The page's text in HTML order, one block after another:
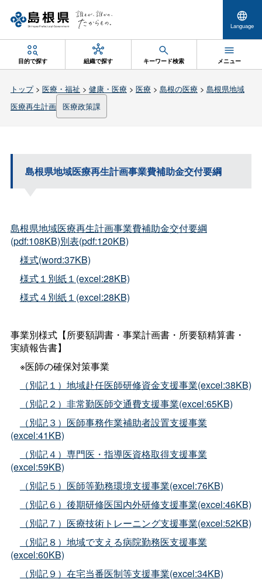
Language
目的で探す 組織で探す キーワード検索 メニュー
トップ> 医療・福祉 > 健康・医療 > 医療 > 島根の医療 > 島根県地域
医療再生計画 医療政策課
島根県地域医療再生計画事業費補助金交付要綱
島根県地域医療再生計画事業費補助金交付要綱
(pdf:108KB)別表(pdf:120KB)
様式(word:37KB)
様式１別紙１(excel:28KB)
様式４別紙１(excel:28KB)
事業別様式【所要額調書・事業計画書・所要額精算書・
実績報告書】
※医師の確保対策事業
（別記１）地域赴任医師研修資金支援事業(excel:38KB)
（別記２）非常勤医師交通費支援事業(excel:65KB)
（別記３）医師事務作業補助者設置支援事業
(excel:41KB)
（別記４）専門医・指導医資格取得支援事業
(excel:59KB)
（別記５）医師等勤務環境支援事業(excel:76KB)
（別記６）後期研修医国内外研修支援事業(excel:46KB)
（別記７）医療技術トレーニング支援事業(excel:52KB)
（別記８）地域で支える病院勤務医支援事業
(excel:60KB)
（別記９）在宅当番医制等支援事業(excel:34KB)